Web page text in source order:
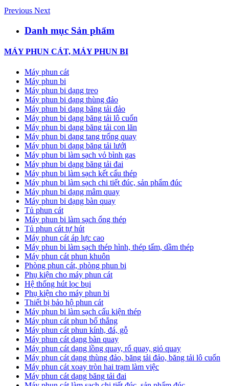
Previous Next
Danh mục Sản phẩm
MÁY PHUN CÁT, MÁY PHUN BI
Máy phun cát
Máy phun bi
Máy phun bi dạng treo
Máy phun bi dạng thùng đảo
Máy phun bi dạng băng tải đảo
Máy phun bi dạng băng tải lô cuốn
Máy phun bi dạng băng tải con lăn
Máy phun bi dạng tang trống quay
Máy phun bi dạng băng tải lưới
Máy phun bi làm sạch vỏ bình gas
Máy phun bi dạng băng tải đai
Máy phun bi làm sạch kết cấu thép
Máy phun bi làm sạch chi tiết đúc, sản phẩm đúc
Máy phun bi dạng mâm quay
Máy phun bi dạng bàn quay
Tủ phun cát
Máy phun bi làm sạch ống thép
Tủ phun cát tự hút
Máy phun cát áp lực cao
Máy phun bi làm sạch thép hình, thép tấm, dầm thép
Máy phun cát phun khuôn
Phòng phun cát, phòng phun bi
Phụ kiện cho máy phun cát
Hệ thống hút lọc bụi
Phụ kiện cho máy phun bi
Thiết bị bảo hộ phun cát
Máy phun bi làm sạch cấu kiện thép
Máy phun cát phun bố thắng
Máy phun cát phun kính, đá, gỗ
Máy phun cát dạng bàn quay
Máy phun cát dạng lồng quay, rổ quay, giỏ quay
Máy phun cát dạng thùng đảo, băng tải đảo, băng tải lô cuốn
Máy phun cát xoay tròn hai trạm làm việc
Máy phun cát dạng băng tải đai